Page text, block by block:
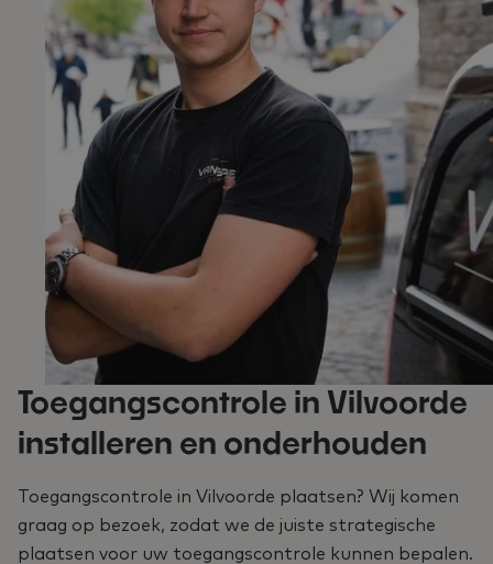
Toegangscontrole in Vilvoorde
installeren en onderhouden
Toegangscontrole in Vilvoorde plaatsen? Wij komen
graag op bezoek, zodat we de juiste strategische
plaatsen voor uw toegangscontrole kunnen bepalen.